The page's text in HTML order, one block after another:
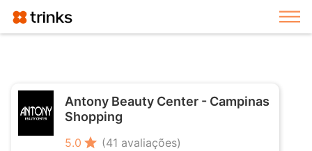
Antony Beauty Center - Campinas
Shopping
5.0 star (41 avaliações)